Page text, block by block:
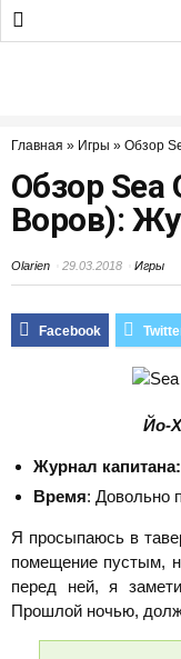
Главная » Игры » Обзор
Обзор Sea
Воров):
Olarien 29.03.2018 Игры
Йо-
Журнал капитана:
Время: Довольно
Я просыпаюсь в
помещение пустым,
перед ней, я
Прошлой ночью,